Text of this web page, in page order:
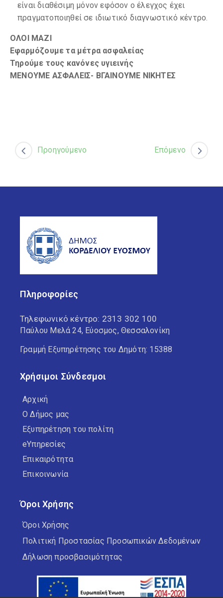
είναι διαθέσιμη μόνον εφόσον ο έλεγχος έχει
πραγματοποιηθεί σε ιδιωτικό διαγνωστικό κέντρο.
ΟΛΟΙ ΜΑΖΙ
Εφαρμόζουμε τα μέτρα ασφαλείας
Τηρούμε τους κανόνες υγιεινής
ΜΕΝΟΥΜΕ ΑΣΦΑΛΕΙΣ- ΒΓΑΙΝΟΥΜΕ ΝΙΚΗΤΕΣ
Προηγούμενο Επόμενο
Πληροφορίες
Τηλεφωνικό κέντρο: 2313 302 100
Παύλου Μελά 24, Εύοσμος, Θεσσαλονίκη
Γραμμή Εξυπηρέτησης του Δημότη: 15388
Χρήσιμοι Σύνδεσμοι
Αρχική
Ο Δήμος μας
Εξυπηρέτηση του πολίτη
eΥπηρεσίες
Επικαιρότητα
Επικοινωνία
Όροι Χρήσης
Όροι Χρήσης
Πολιτική Προστασίας Προσωπικών Δεδομένων
Δήλωση προσβασιμότητας